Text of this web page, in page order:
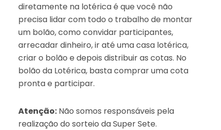
diretamente na lotérica é que você não
precisa lidar com todo o trabalho de montar
um bolão, como convidar participantes,
arrecadar dinheiro, ir até uma casa lotérica,
criar o bolão e depois distribuir as cotas. No
bolão da Lotérica, basta comprar uma cota
pronta e participar.
Atenção:Não somos responsáveis pela
realização do sorteio da Super Sete.